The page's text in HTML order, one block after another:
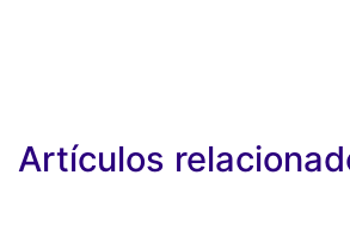
Artículos